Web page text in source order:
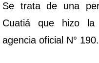
Se trata de una
Cuatiá que hizo
agencia oficial N° 190.